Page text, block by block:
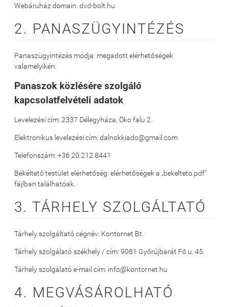
Webáruház domain: dvd-bolt.hu
2. PANASZÜGYINTÉZÉS
Panaszügyintézés módja: megadott elérhetőségek
valamelyikén.
Panaszok közlésére szolgáló
kapcsolatfelvételi adatok
Levelezési cím: 2337 Délegyháza, Öko falu 2.
Elektronikus levelezési cím: dalnokkiado@gmail.com
Telefonszám: +36 20 212 8441
Békéltető testület elérhetőség: elérhetőségek a „bekelteto.pdf”
fájlban találhatóak.
3. TÁRHELY SZOLGÁLTATÓ
Tárhely szolgáltató cégnév: Kontornet Bt.
Tárhely szolgálató székhely / cím: 9081 Győrújbarát Fő u. 45.
Tárhely szolgálató e-mail cím: info@kontornet.hu
4. MEGVÁSÁROLHATÓ